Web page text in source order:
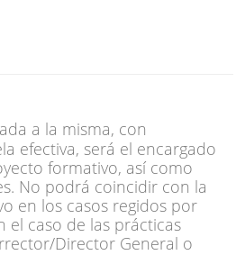
a la misma, con
efectiva, será el encargado
formativo, así como
No podrá coincidir con la
en los casos regidos por
el caso de las prácticas
Director General o